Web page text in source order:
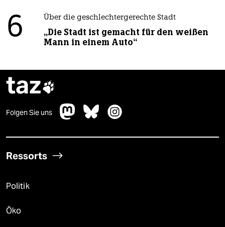
6 Über die geschlechtergerechte Stadt
„Die Stadt ist gemacht für den weißen
Mann in einem Auto“
taz
Folgen Sie uns
Ressorts
Politik
Öko